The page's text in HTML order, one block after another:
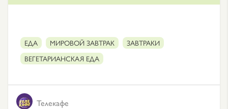
ЕДА МИРОВОЙ ЗАВТРАК
ЗАВТРАКИ
ВЕГЕТАРИАНСКАЯ ЕДА
Телекафе